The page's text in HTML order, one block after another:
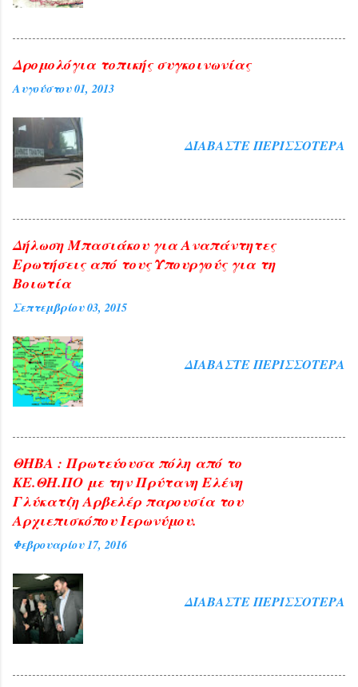
Συνεδριακού Κέντρου της Δημοτικής
Κοινωφελούς Επιχείρησης πλέον των 200
ήταν όσοι παρέμειναν εκτός αιθούσης
αυτό. Ήταν τιμή για τη Θήβα η παρουσία
Δρομολόγια τοπικής συγκοινωνίας
Αυγούστου 01, 2013
ΔΙΑΒΆΣΤΕ ΠΕΡΙΣΣΌΤΕΡΑ
Δήλωση Μπασιάκου για Αναπάντητες
Ερωτήσεις από τους Υπουργούς για τη
Βοιωτία
Σεπτεμβρίου 03, 2015
ΔΙΑΒΆΣΤΕ ΠΕΡΙΣΣΌΤΕΡΑ
ΘΗΒΑ : Πρωτεύουσα πόλη από το
ΚΕ.ΘΗ.ΠΟ με την Πρύτανη Ελένη
Γλύκατζη Αρβελέρ παρουσία του
Αρχιεπισκόπου Ιερωνύμου.
Φεβρουαρίου 17, 2016
ΔΙΑΒΆΣΤΕ ΠΕΡΙΣΣΌΤΕΡΑ